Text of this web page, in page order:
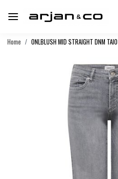
Home ONLBLUSH MID STRAIGHT DNM TAI0